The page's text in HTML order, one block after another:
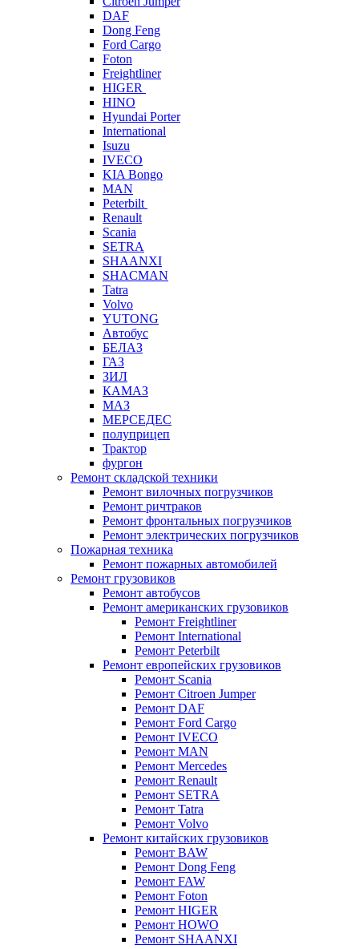
DAF
Dong Feng
Ford Cargo
Foton
Freightliner
HIGER
HINO
Hyundai Porter
International
Isuzu
IVECO
KIA Bongo
MAN
Peterbilt
Renault
Scania
SETRA
SHAANXI
SHACMAN
Tatra
Volvo
YUTONG
Автобус
БЕЛАЗ
ГАЗ
ЗИЛ
КАМАЗ
МАЗ
МЕРСЕДЕС
полуприцеп
Трактор
фургон
Ремонт складской техники
Ремонт вилочных погрузчиков
Ремонт ричтраков
Ремонт фронтальных погрузчиков
Ремонт электрических погрузчиков
Пожарная техника
Ремонт пожарных автомобилей
Ремонт грузовиков
Ремонт автобусов
Ремонт американских грузовиков
Ремонт Freightliner
Ремонт International
Ремонт Peterbilt
Ремонт европейских грузовиков
Ремонт Scania
Ремонт Citroen Jumper
Ремонт DAF
Ремонт Ford Cargo
Ремонт IVECO
Ремонт MAN
Ремонт Mercedes
Ремонт Renault
Ремонт SETRA
Ремонт Tatra
Ремонт Volvo
Ремонт китайских грузовиков
Ремонт BAW
Ремонт Dong Feng
Ремонт FAW
Ремонт Foton
Ремонт HIGER
Ремонт HOWO
Ремонт SHAANXI